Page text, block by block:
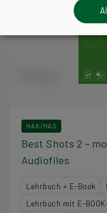
HAK/HAS
Best Shots 2 –
Audiofiles
Lehrbuch + E-Book
Lehrbuch mit E-